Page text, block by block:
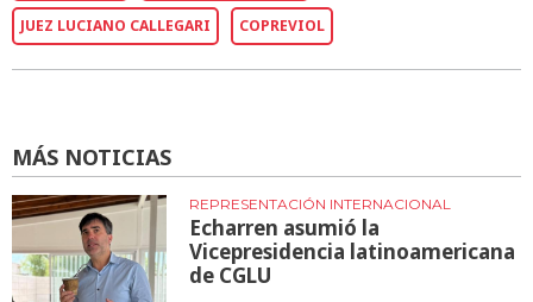
JUEZ LUCIANO CALLEGARI COPREVIOL
MÁS NOTICIAS
REPRESENTACIÓN INTERNACIONAL
Echarren asumió la
Vicepresidencia latinoamericana
de CGLU